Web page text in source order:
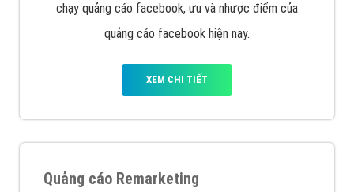
chạy quảng cáo facebook, ưu và nhược điểm của
quảng cáo facebook hiện nay.
XEM CHI TIẾT
Quảng cáo Remarketing